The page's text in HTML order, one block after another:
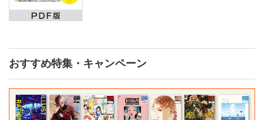
おすすめ特集・キャンペーン